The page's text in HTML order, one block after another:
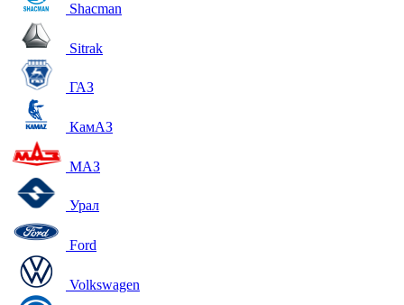
Shacman
Sitrak
ГАЗ
КамАЗ
МАЗ
Урал
Ford
Volkswagen